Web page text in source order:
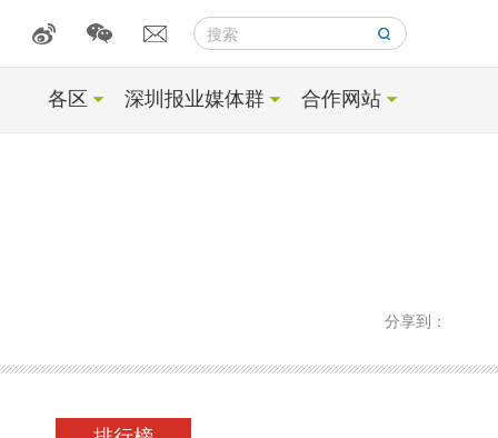
搜索
各区 深圳报业媒体群 合作网站
分享到：